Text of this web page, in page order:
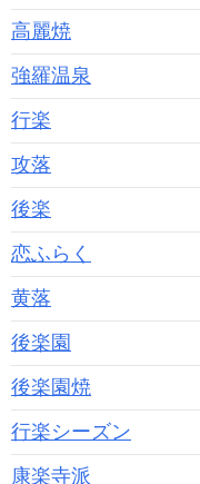
高麗焼
強羅温泉
行楽
攻落
後楽
恋ふらく
黄落
後楽園
後楽園焼
行楽シーズン
康楽寺派